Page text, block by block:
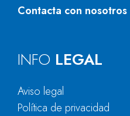
Contacta con nosotros
INFO LEGAL
Aviso legal
Política de privacidad